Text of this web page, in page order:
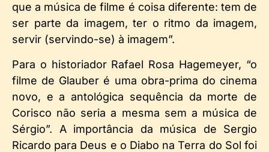
que a música de filme é coisa diferente: tem de
ser parte da imagem, ter o ritmo da imagem,
servir (servindo-se) à imagem”.
Para o historiador Rafael Rosa Hagemeyer, “o
filme de Glauber é uma obra-prima do cinema
novo, e a antológica sequência da morte de
Corisco não seria a mesma sem a música de
Sérgio”. A importância da música de Sergio
Ricardo para Deus e o Diabo na Terra do Sol foi